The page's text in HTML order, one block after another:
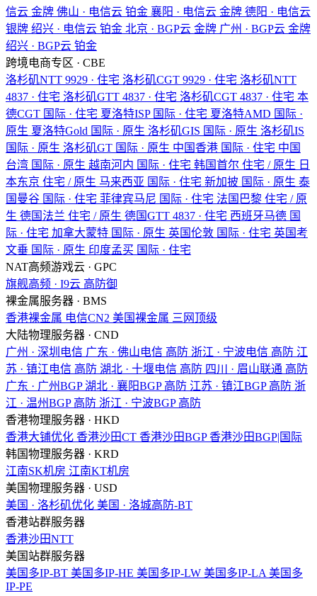
信云 金牌 佛山 · 电信云 铂金 襄阳 · 电信云 金牌 德阳 · 电信云
银牌 绍兴 · 电信云 铂金 北京 · BGP云 金牌 广州 · BGP云 金牌
绍兴 · BGP云 铂金
跨境电商专区 · CBE
洛杉矶NTT 9929 · 住宅 洛杉矶CGT 9929 · 住宅 洛杉矶NTT
4837 · 住宅 洛杉矶GTT 4837 · 住宅 洛杉矶CGT 4837 · 住宅 本
德CGT 国际 · 住宅 夏洛特ISP 国际 · 住宅 夏洛特AMD 国际 ·
原生 夏洛特Gold 国际 · 原生 洛杉矶GIS 国际 · 原生 洛杉矶IS
国际 · 原生 洛杉矶GT 国际 · 原生 中国香港 国际 · 住宅 中国
台湾 国际 · 原生 越南河内 国际 · 住宅 韩国首尔 住宅 / 原生 日
本东京 住宅 / 原生 马来西亚 国际 · 住宅 新加披 国际 · 原生 泰
国曼谷 国际 · 住宅 菲律宾马尼 国际 · 住宅 法国巴黎 住宅 / 原
生 德国法兰 住宅 / 原生 德国GTT 4837 · 住宅 西班牙马德 国
际 · 住宅 加拿大蒙特 国际 · 原生 英国伦敦 国际 · 住宅 英国考
文垂 国际 · 原生 印度孟买 国际 · 住宅
NAT高频游戏云 · GPC
旗舰高频 · I9云 高防御
裸金属服务器 · BMS
香港裸金属 电信CN2 美国裸金属 三网顶级
大陆物理服务器 · CND
广州 · 深圳电信 广东 · 佛山电信 高防 浙江 · 宁波电信 高防 江
苏 · 镇江电信 高防 湖北 · 十堰电信 高防 四川 · 眉山联通 高防
广东 · 广州BGP 湖北 · 襄阳BGP 高防 江苏 · 镇江BGP 高防 浙
江 · 温州BGP 高防 浙江 · 宁波BGP 高防
香港物理服务器 · HKD
香港大铺优化 香港沙田CT 香港沙田BGP 香港沙田BGP|国际
韩国物理服务器 · KRD
江南SK机房 江南KT机房
美国物理服务器 · USD
美国 · 洛杉矶优化 美国 · 洛城高防-BT
香港站群服务器
香港沙田NTT
美国站群服务器
美国多IP-BT 美国多IP-HE 美国多IP-LW 美国多IP-LA 美国多
IP-PE